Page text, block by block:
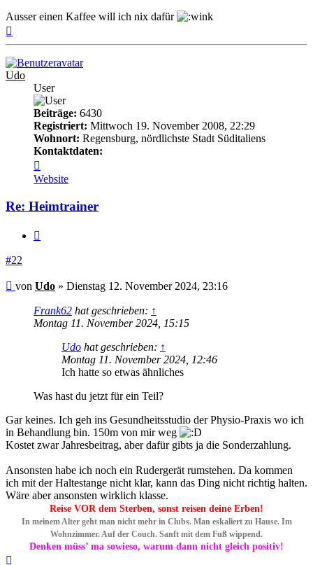
Ausser einen Kaffee will ich nix dafür
Udo
User
Beiträge: 6430
Registriert: Mittwoch 19. November 2008, 22:29
Wohnort: Regensburg, nördlichste Stadt Süditaliens
Kontaktdaten:
von
Udo
Website
Re: Heimtrainer
#22
Beitrag
von Udo » Dienstag 12. November 2024, 23:16
Frank62 hat geschrieben: ↑
Montag 11. November 2024, 15:15
Udo hat geschrieben: ↑
Montag 11. November 2024, 12:46
Ich hatte so etwas ähnliches
Was hast du jetzt für ein Teil?
Gar keines. Ich geh ins Gesundheitsstudio der Physio-Praxis wo ich
in Behandlung bin. 150m von mir weg
Kostet zwar Jahresbeitrag, aber dafür gibts ja die Sonderzahlung.
Ansonsten habe ich noch ein Rudergerät rumstehen. Da kommen
ich mit der Haltestange nicht klar, kann das Ding nicht richtig halten.
Wäre aber ansonsten wirklich klasse.
Reise VOR dem Sterben, sonst reisen deine Erben!
In meinem Alter geht man nicht mehr in Clubs. Man eskaliert zu Hause. Im
Wohnzimmer. Auf der Couch. Sanft mit dem Fuß wippend.
Denken müss’ ma sowieso, warum dann nicht gleich positiv!